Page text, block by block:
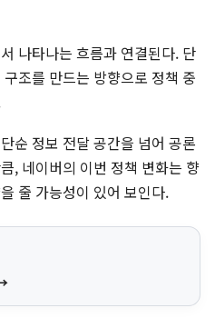
나타나는 흐름과 연결된다. 단
조를 만드는 방향으로 정책 중
순 정보 전달 공간을 넘어 공론
, 네이버의 이번 정책 변화는 향
줄 가능성이 있어 보인다.